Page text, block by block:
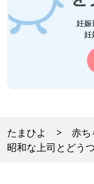
妊娠
妊
たまひよ 赤ち
昭和な上司とどう